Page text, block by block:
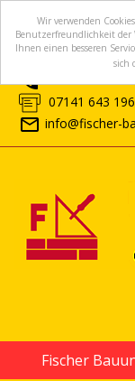
Wir verwenden
Benutzerfreundlichkeit der
Ihnen einen besseren
sich
07141 643
info@fischer-
Fischer